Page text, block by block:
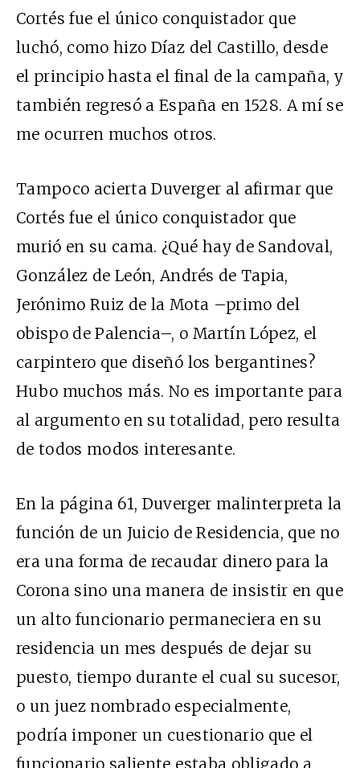
Cortés fue el único conquistador que
luchó, como hizo Díaz del Castillo, desde
el principio hasta el final de la campaña, y
también regresó a España en 1528. A mí se
me ocurren muchos otros.
Tampoco acierta Duverger al afirmar que
Cortés fue el único conquistador que
murió en su cama. ¿Qué hay de Sandoval,
González de León, Andrés de Tapia,
Jerónimo Ruiz de la Mota –primo del
obispo de Palencia–, o Martín López, el
carpintero que diseñó los bergantines?
Hubo muchos más. No es importante para
al argumento en su totalidad, pero resulta
de todos modos interesante.
En la página 61, Duverger malinterpreta la
función de un Juicio de Residencia, que no
era una forma de recaudar dinero para la
Corona sino una manera de insistir en que
un alto funcionario permaneciera en su
residencia un mes después de dejar su
puesto, tiempo durante el cual su sucesor,
o un juez nombrado especialmente,
podría imponer un cuestionario que el
funcionario saliente estaba obligado a